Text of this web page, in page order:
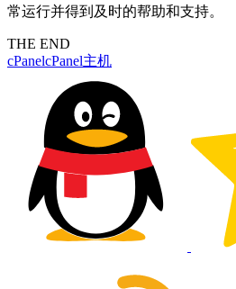
常运行并得到及时的帮助和支持。
THE END
cPanelcPanel主机